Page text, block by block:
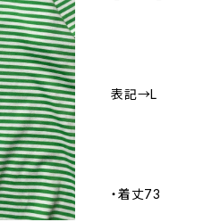
表記→L
・着丈73